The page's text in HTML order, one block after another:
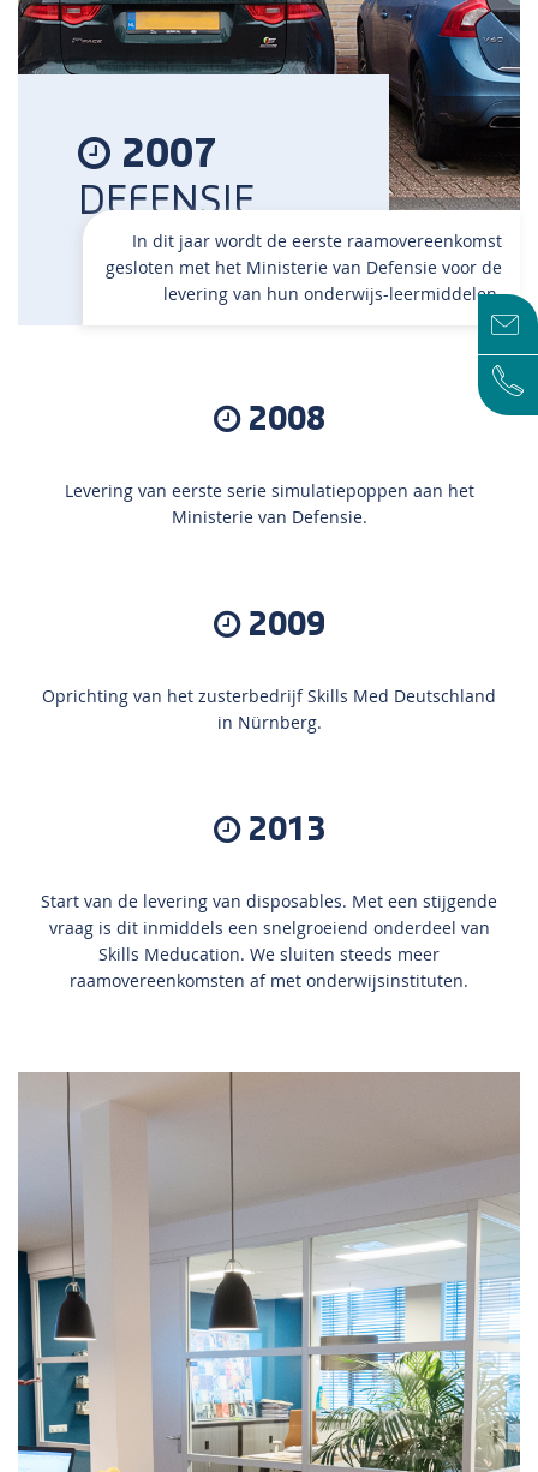
2007
DEFENSIE
In dit jaar wordt de eerste raamovereenkomst
gesloten met het Ministerie van Defensie voor de
levering van hun onderwijs-leermiddelen.
2008
Levering van eerste serie simulatiepoppen aan het
Ministerie van Defensie.
2009
Oprichting van het zusterbedrijf Skills Med Deutschland
in Nürnberg.
2013
Start van de levering van disposables. Met een stijgende
vraag is dit inmiddels een snelgroeiend onderdeel van
Skills Meducation. We sluiten steeds meer
raamovereenkomsten af met onderwijsinstituten.